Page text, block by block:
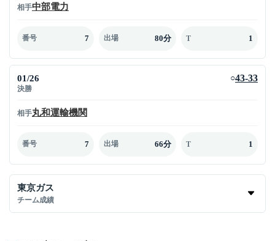
相手中部電力
番号 7 出場 80分 T 1
01/26
決勝
○43-33
相手丸和運輸機関
番号 7 出場 66分 T 1
東京ガス
チーム成績